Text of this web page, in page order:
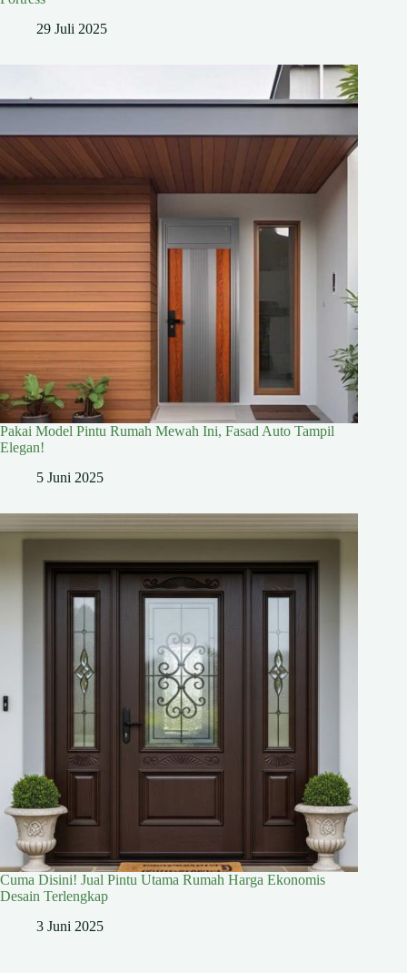
29 Juli 2025
Pakai Model Pintu Rumah Mewah Ini, Fasad Auto Tampil
Elegan!
5 Juni 2025
Cuma Disini! Jual Pintu Utama Rumah Harga Ekonomis
Desain Terlengkap
3 Juni 2025